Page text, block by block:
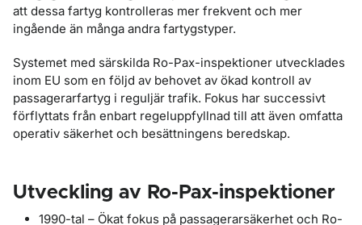
att dessa fartyg kontrolleras mer frekvent och mer
ingående än många andra fartygstyper.
Systemet med särskilda Ro-Pax-inspektioner utvecklades
inom EU som en följd av behovet av ökad kontroll av
passagerarfartyg i reguljär trafik. Fokus har successivt
förflyttats från enbart regeluppfyllnad till att även omfatta
operativ säkerhet och besättningens beredskap.
Utveckling av Ro-Pax-inspektioner
1990-tal – Ökat fokus på passagerarsäkerhet och Ro-